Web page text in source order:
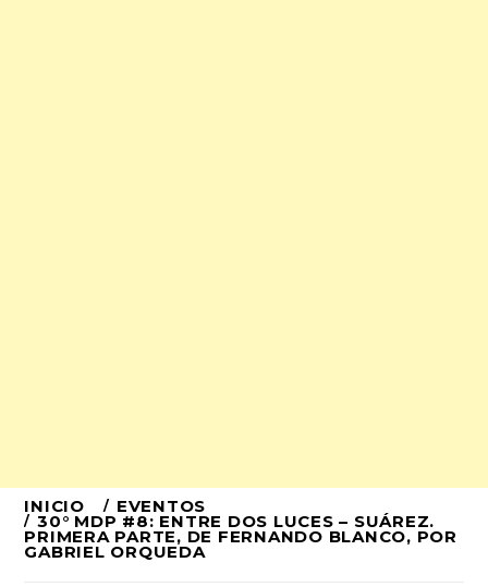
Ir
al
INICIO EVENTOS
30° MDP #8: ENTRE DOS LUCES – SUÁREZ.
PRIMERA PARTE, DE FERNANDO BLANCO, POR
GABRIEL ORQUEDA